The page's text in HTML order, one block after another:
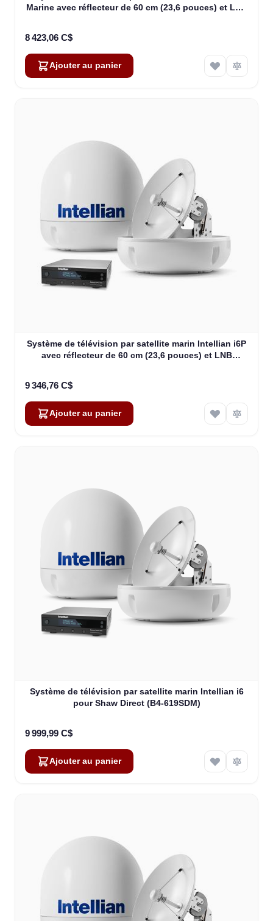
Marine avec réflecteur de 60 cm (23,6 pouces) et LNB
8 423,06 C$
Ajouter au panier
Système de télévision par satellite marin Intellian i6P
avec réflecteur de 60 cm (23,6 pouces) et LNB
9 346,76 C$
Ajouter au panier
Système de télévision par satellite marin Intellian i6
pour Shaw Direct (B4-619SDM)
9 999,99 C$
Ajouter au panier